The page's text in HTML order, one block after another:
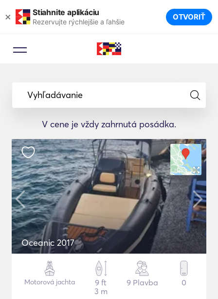
× Stiahnite aplikáciu
Rezervujte rýchlejšie a ľahšie OTVORIŤ
Vyhľadávanie
V cene je vždy zahrnutá posádka.
Oceanic 2017
Motorová jachta
9 ft
3 m
9 Plavba 0